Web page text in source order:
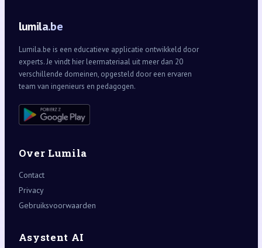
lumila.be
Lumila.be is een educatieve applicatie ontwikkeld door
experts. Je vindt hier leermateriaal uit meer dan 20
verschillende domeinen, opgesteld door een ervaren
team van ingenieurs en pedagogen.
Over Lumila
Contact
Privacy
Gebruiksvoorwaarden
Asystent AI